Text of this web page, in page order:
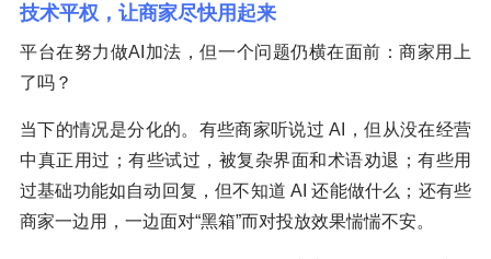
技术平权，让商家尽快用起来
平台在努力做AI加法，但一个问题仍横在面前：商家用上
了吗？
当下的情况是分化的。有些商家听说过 AI，但从没在经营
中真正用过；有些试过，被复杂界面和术语劝退；有些用
过基础功能如自动回复，但不知道 AI 还能做什么；还有些
商家一边用，一边面对“黑箱”而对投放效果惴惴不安。